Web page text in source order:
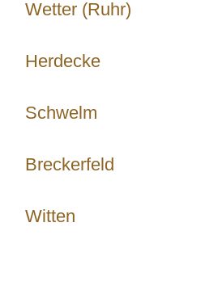
Wetter (Ruhr)
Herdecke
Schwelm
Breckerfeld
Witten